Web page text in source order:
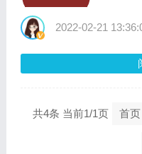
园村，身
套票情人
玩，乐
2022-02-21
共4条 当前1/1页 首页